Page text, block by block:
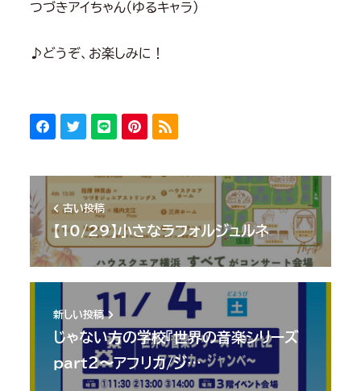
つづきアイちゃん（ゆるキャラ）
♪どうぞ、お楽しみに！
古い投稿
【10/29】小さなラフォルジュルネ
新しい投稿
じゃない方の学校『世界の音楽シリーズ
part２〜アフリカ/ジ…